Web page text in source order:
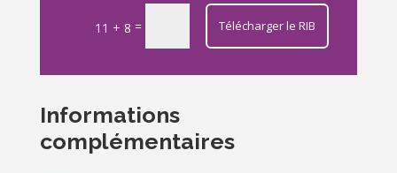
11 + 8 = Télécharger le RIB
Informations
complémentaires